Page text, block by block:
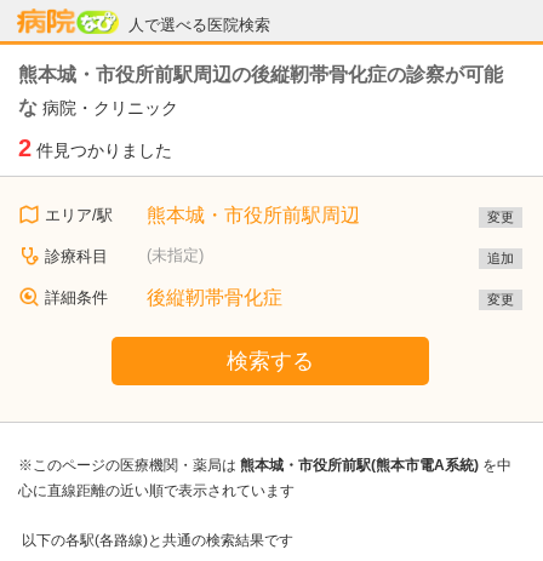
人で選べる医院検索
病院なび
熊本城・市役所前駅周辺の後縦靭帯骨化症の診察が可能
な 病院・クリニック
2 件見つかりました
エリア/駅 熊本城・市役所前駅周辺 変更
診療科目 (未指定) 追加
詳細条件 後縦靭帯骨化症 変更
検索する
※このページの医療機関・薬局は 熊本城・市役所前駅(熊本市電A系統) を中
心に直線距離の近い順で表示されています
以下の各駅(各路線)と共通の検索結果です